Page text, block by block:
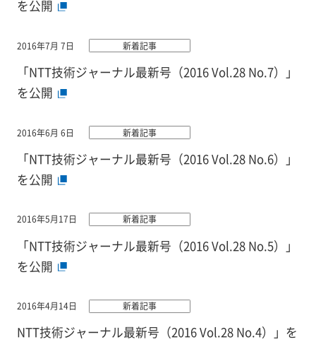
を公開
2016年7月 7日 新着記事
「NTT技術ジャーナル最新号（2016 Vol.28 No.7）」
を公開
2016年6月 6日 新着記事
「NTT技術ジャーナル最新号（2016 Vol.28 No.6）」
を公開
2016年5月17日 新着記事
「NTT技術ジャーナル最新号（2016 Vol.28 No.5）」
を公開
2016年4月14日 新着記事
NTT技術ジャーナル最新号（2016 Vol.28 No.4）」を